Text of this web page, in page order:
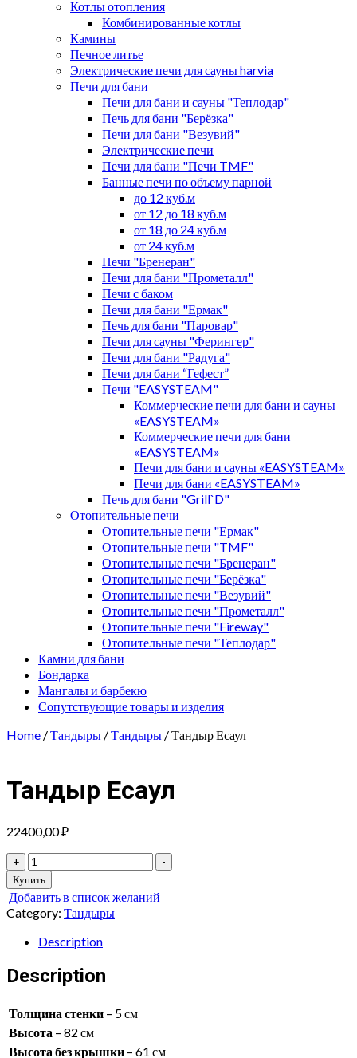
Котлы отопления
Комбинированные котлы
Камины
Печное литье
Электрические печи для сауны harvia
Печи для бани
Печи для бани и сауны "Теплодар"
Печь для бани "Берёзка"
Печи для бани "Везувий"
Электрические печи
Печи для бани "Печи TMF"
Банные печи по объему парной
до 12 куб.м
от 12 до 18 куб.м
от 18 до 24 куб.м
от 24 куб.м
Печи "Бренеран"
Печи для бани "Прометалл"
Печи с баком
Печи для бани "Ермак"
Печь для бани "Паровар"
Печи для сауны "Ферингер"
Печи для бани "Радуга"
Печи для бани “Гефест”
Печи "EASYSTEAM"
Коммерческие печи для бани и сауны
«EASYSTEAM»
Коммерческие печи для бани
«EASYSTEAM»
Печи для бани и сауны «EASYSTEAM»
Печи для бани «EASYSTEAM»
Печь для бани "Grill`D"
Отопительные печи
Отопительные печи "Ермак"
Отопительные печи "TMF"
Отопительные печи "Бренеран"
Отопительные печи "Берёзка"
Отопительные печи "Везувий"
Отопительные печи "Прометалл"
Отопительные печи "Fireway"
Отопительные печи "Теплодар"
Камни для бани
Бондарка
Мангалы и барбекю
Сопутствующие товары и изделия
Home /Тандыры /Тандыры / Тандыр Есаул
Тандыр Есаул
22400,00₽
+
Тандыр
Есаул
quantity
-
Купить
Добавить в список желаний
Category: Тандыры
Description
Description
Толщина стенки – 5 см
Высота – 82 см
Высота без крышки – 61 см